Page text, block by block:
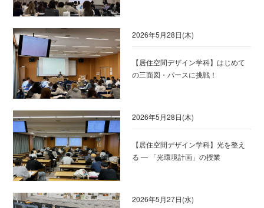
2026年5月28日(木)
【居住空間デザイン学科】はじめて
の三面図・パースに挑戦！
2026年5月28日(木)
【居住空間デザイン学科】光を整え
る ― 「光環境計画」の授業
2026年5月27日(水)